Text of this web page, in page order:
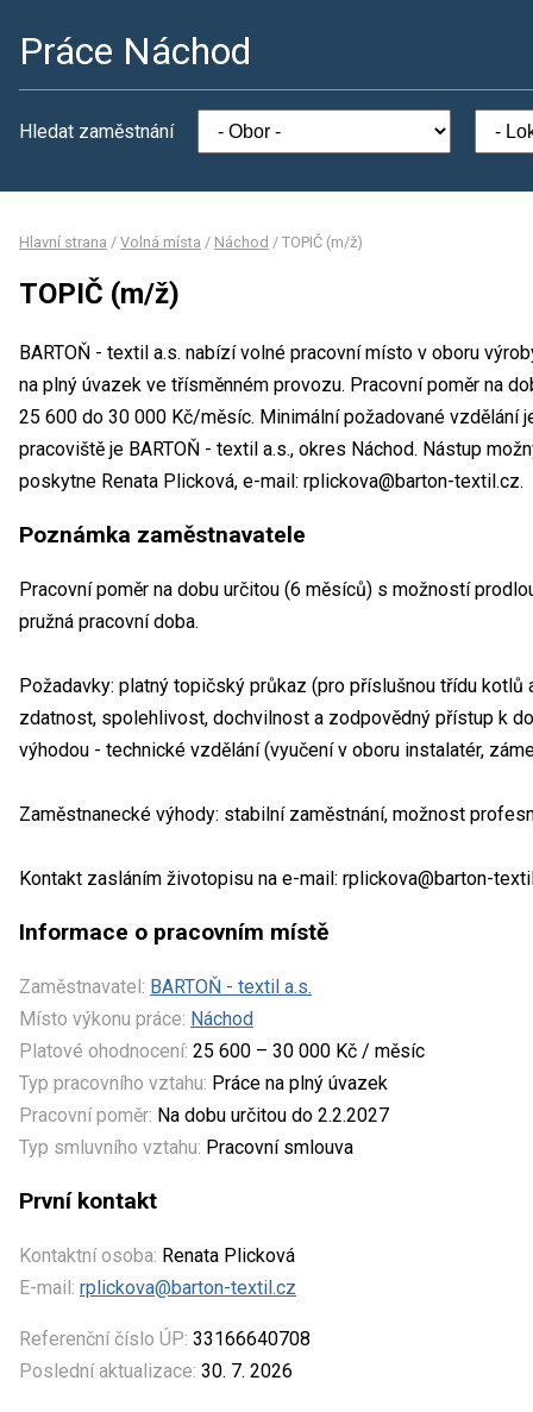
Práce Náchod
Hledat zaměstnání
Hlavní strana / Volná místa / Náchod / TOPIČ (m/ž)
TOPIČ (m/ž)
BARTOŇ - textil a.s. nabízí volné pracovní místo v oboru
na plný úvazek ve třísměnném provozu. Pracovní poměr na
25 600 do 30 000 Kč/měsíc. Minimální požadované vzdělání
pracoviště je BARTOŇ - textil a.s., okres Náchod. Nástup
poskytne Renata Plicková, e-mail: rplickova@barton-textil.cz.
Poznámka zaměstnavatele
Pracovní poměr na dobu určitou (6 měsíců) s možností
pružná pracovní doba.
Požadavky: platný topičský průkaz (pro příslušnou třídu
zdatnost, spolehlivost, dochvilnost a zodpovědný přístup k
výhodou - technické vzdělání (vyučení v oboru instalatér,
Zaměstnanecké výhody: stabilní zaměstnání, možnost
Kontakt zasláním životopisu na e-mail: rplickova@barton-
Informace o pracovním místě
Zaměstnavatel: BARTOŇ - textil a.s.
Místo výkonu práce: Náchod
Platové ohodnocení: 25 600 – 30 000 Kč / měsíc
Typ pracovního vztahu: Práce na plný úvazek
Pracovní poměr: Na dobu určitou do 2.2.2027
Typ smluvního vztahu: Pracovní smlouva
První kontakt
Kontaktní osoba: Renata Plicková
E-mail: rplickova@barton-textil.cz
Referenční číslo ÚP: 33166640708
Poslední aktualizace: 30. 7. 2026